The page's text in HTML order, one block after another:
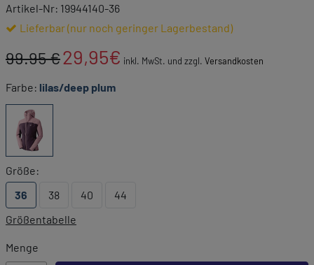
Artikel-Nr: 19944140-36
Lieferbar (nur noch geringer Lagerbestand)
99.95 €29,95€ inkl. MwSt. und zzgl. Versandkosten
Farbe: lilas/deep plum
Größe:
36
38 40
44
Größentabelle
Menge